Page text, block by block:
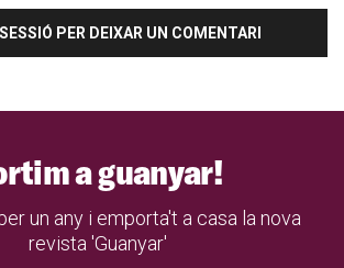
volem.
que la llibertat és només satisfer els
la tradició republicana en la
PER DEIXAR UN COMENTARI
a guanyar!
un any i emporta't a casa la nova
revista 'Guanyar'